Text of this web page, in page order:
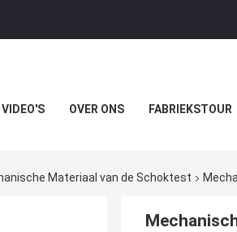
VIDEO'S OVER ONS FABRIEKSTOUR
Materiaal van de Schoktest